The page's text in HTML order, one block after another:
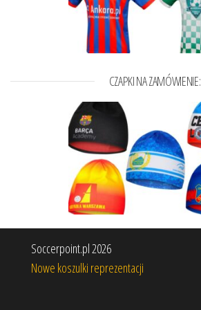
CZAPKI NA ZAMÓWIENIE:
Soccerpoint.pl 2026
Nowe koszulki reprezentacji